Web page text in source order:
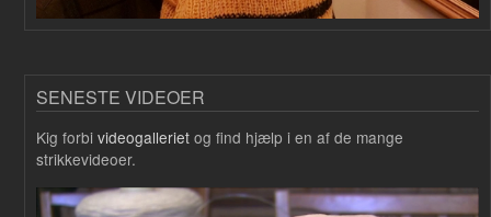
SENESTE VIDEOER
Kig forbi videogalleriet og find hjælp i en af de mange
strikkevideoer.